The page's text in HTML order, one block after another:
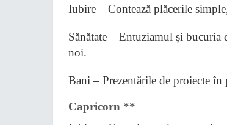
Iubire – Contează plăcerile
Sănătate – Entuziamul și
noi.
Bani – Prezentările de proiecte
Capricorn **